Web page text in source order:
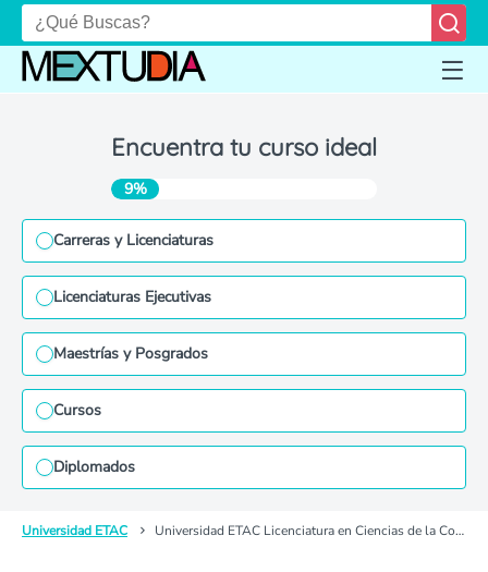
Encuentra tu curso ideal
9%
Carreras y Licenciaturas
Licenciaturas Ejecutivas
Maestrías y Posgrados
Cursos
Diplomados
Universidad ETAC Universidad ETAC Licenciatura en Ciencias de la Comunicación